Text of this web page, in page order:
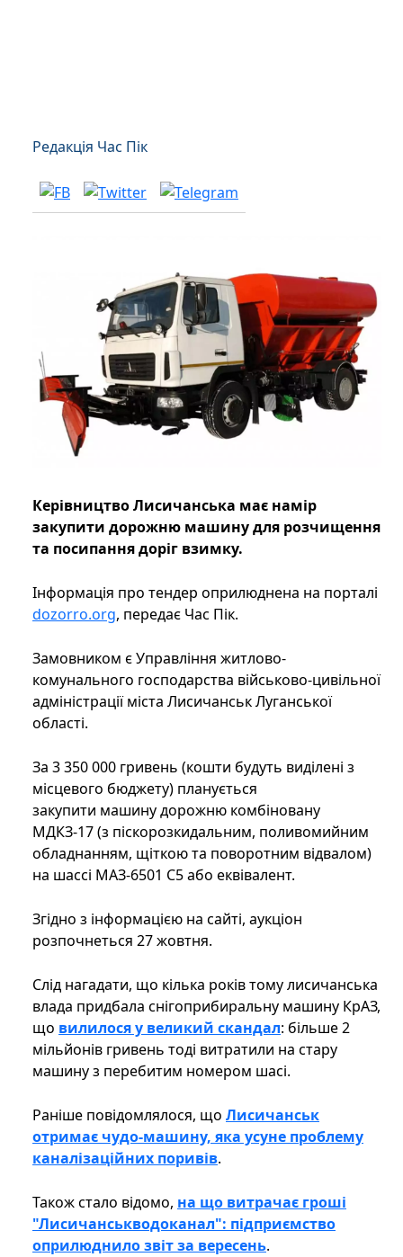
Редакція Час Пік
Керівництво Лисичанська має намір
закупити дорожню машину для розчищення
та посипання доріг взимку.
Інформація про тендер оприлюднена на порталі
dozorro.org, передає Час Пік.
Замовником є Управління житлово-
комунального господарства військово-цивільної
адміністрації міста Лисичанськ Луганської
області.
За 3 350 000 гривень (кошти будуть виділені з
місцевого бюджету) планується
закупити машину дорожню комбіновану
МДКЗ-17 (з піскорозкидальним, поливомийним
обладнанням, щіткою та поворотним відвалом)
на шассі МАЗ-6501 С5 або еквівалент.
Згідно з інформацією на сайті, аукціон
розпочнеться 27 жовтня.
Слід нагадати, що кілька років тому лисичанська
влада придбала снігоприбиральну машину КрАЗ,
що вилилося у великий скандал: більше 2
мільйонів гривень тоді витратили на стару
машину з перебитим номером шасі.
Раніше повідомлялося, що Лисичанськ
отримає чудо-машину, яка усуне проблему
каналізаційних поривів.
Також стало відомо, на що витрачає гроші
"Лисичанськводоканал": підприємство
оприлюднило звіт за вересень.